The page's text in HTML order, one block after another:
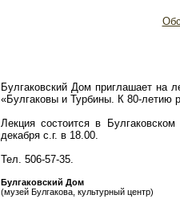
Булгаковский Дом приглашает на
«Булгаковы и Турбины. К 80-летию
Лекция состоится в
декабря с.г. в 18.00.
Тел. 506-57-35.
Булгаковский Дом
(музей Булгакова, культурный центр)